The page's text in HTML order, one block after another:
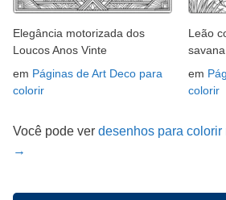
Elegância motorizada dos
Loucos Anos Vinte
em Páginas de Art Deco para
colorir
Leão
savana
em
colorir
Você pode ver desenhos para colorir
→